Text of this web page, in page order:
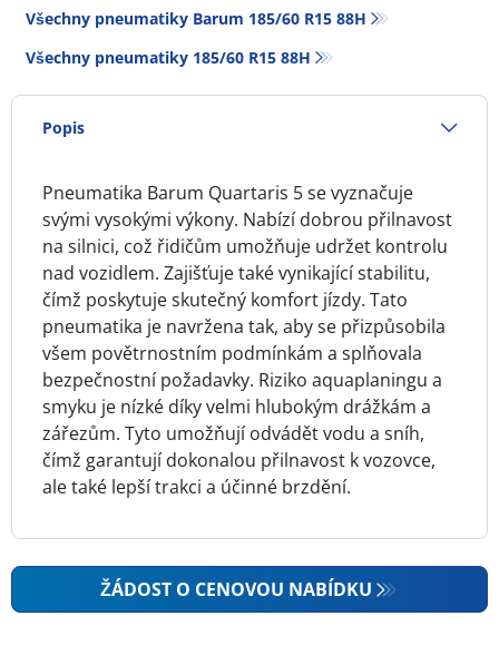
Všechny pneumatiky Barum 185/60 R15 88H
Všechny pneumatiky‎ 185/60 R15 88H
Popis
Pneumatika Barum Quartaris 5 se vyznačuje
svými vysokými výkony. Nabízí dobrou přilnavost
na silnici, což řidičům umožňuje udržet kontrolu
nad vozidlem. Zajišťuje také vynikající stabilitu,
čímž poskytuje skutečný komfort jízdy. Tato
pneumatika je navržena tak, aby se přizpůsobila
všem povětrnostním podmínkám a splňovala
bezpečnostní požadavky. Riziko aquaplaningu a
smyku je nízké díky velmi hlubokým drážkám a
zářezům. Tyto umožňují odvádět vodu a sníh,
čímž garantují dokonalou přilnavost k vozovce,
ale také lepší trakci a účinné brzdění.
ŽÁDOST O CENOVOU NABÍDKU